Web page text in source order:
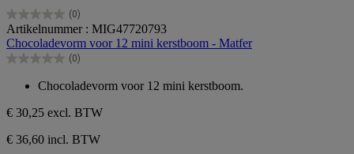
(0)
0.0
van
de
5
Artikelnummer : MIG47720793
Chocoladevorm voor 12 mini kerstboom - Matfer
(0)
0.0
5
sterren.
Chocoladevorm voor 12 mini kerstboom.
€ 30,25 excl. BTW
€ 36,60 incl. BTW